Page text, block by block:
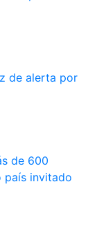
de alerta por
de 600
país invitado